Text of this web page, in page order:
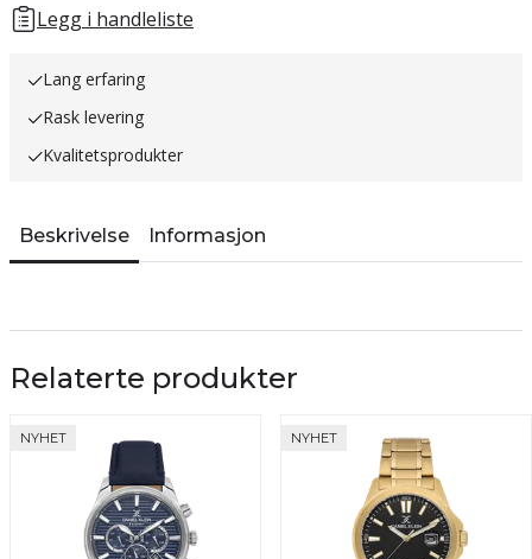
Legg i handleliste
Lang erfaring
Rask levering
Kvalitetsprodukter
Beskrivelse Informasjon
Relaterte produkter
NYHET NYHET